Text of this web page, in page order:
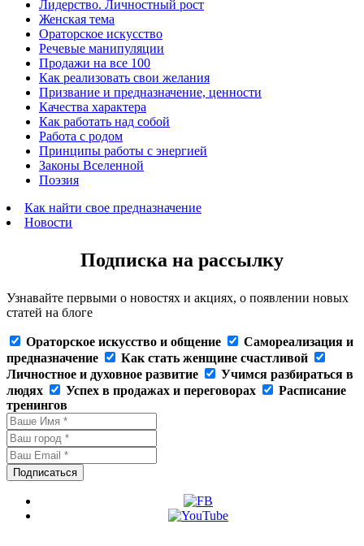
Лидерство. Личностный рост
Женская тема
Ораторское искусство
Речевые манипуляции
Продажи на все 100
Как реализовать свои желания
Призвание и предназначение, ценности
Качества характера
Как работать над собой
Работа с родом
Принципы работы с энергией
Законы Вселенной
Поэзия
Как найти свое предназначение
Новости
Подписка на рассылку
Узнавайте первыми о новостях и акциях, о появлении новых
статей на блоге
Ораторское искусство и общение
Самореализация и
предназначение
Как стать женщине счастливой
Личностное и духовное развитие
Учимся разбираться в
людях
Успех в продажах и переговорах
Расписание
тренингов